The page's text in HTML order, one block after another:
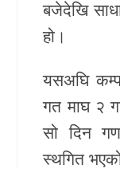
Unicode
बजेदेखि
हो।
यसअघि
गत माघ २
सो दिन
स्थगित